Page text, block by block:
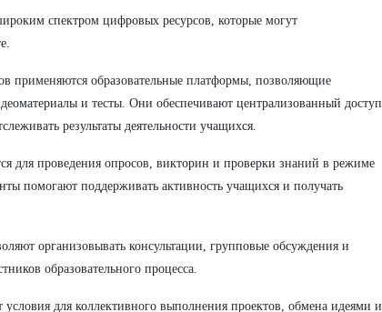
спектром цифровых ресурсов, которые могут
применяются образовательные платформы, позволяющие
и тесты. Они обеспечивают централизованный доступ
результаты деятельности учащихся.
для проведения опросов, викторин и проверки знаний в режиме
помогают поддерживать активность учащихся и получать
организовывать консультации, групповые обсуждения и
образовательного процесса.
для коллективного выполнения проектов, обмена идеями и